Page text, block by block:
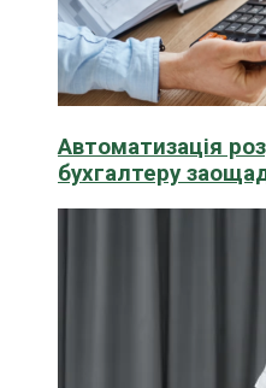
Автоматизація
бухгалтеру